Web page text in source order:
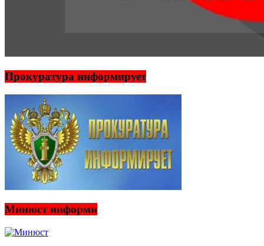
Прокуратура информирует
Минюст информи